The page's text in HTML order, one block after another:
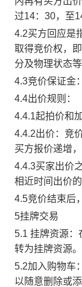
过14：30，至
4.2买方回应是
取得竞价权，
分及物理状态
4.3竞价保证金
4.4出价规则：
4.4.1起拍价和
4.4.2出价：竞
买方报价递增
4.4.3买家出价
相近时间出价
4.5竞价结束后
5挂牌交易
5.1 挂牌资源：
转为挂牌资源。
5.2加入购物车
以随意删除或添